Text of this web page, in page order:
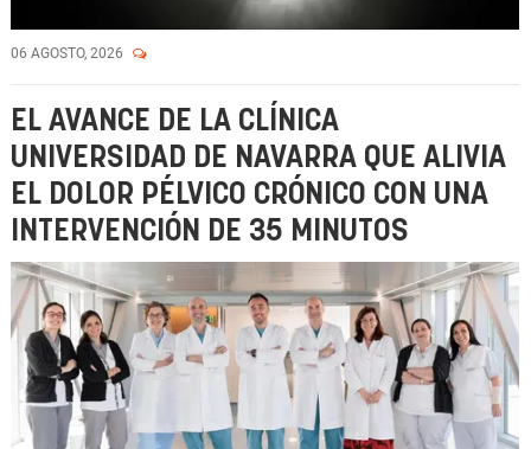
06 AGOSTO, 2026
EL AVANCE DE LA CLÍNICA
UNIVERSIDAD DE NAVARRA QUE ALIVIA
EL DOLOR PÉLVICO CRÓNICO CON UNA
INTERVENCIÓN DE 35 MINUTOS